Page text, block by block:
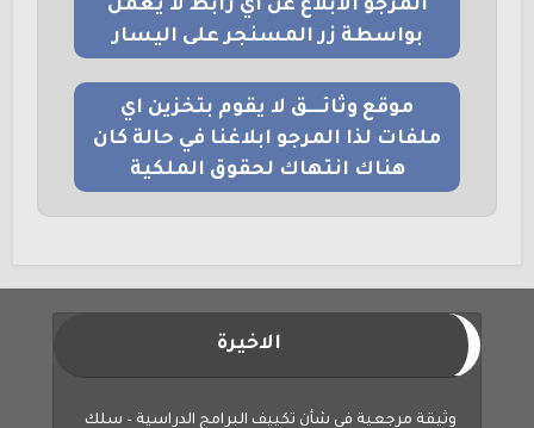
بواسطة زر المسنجر على اليسار
موقع وثائــــق لا يقوم بتخزين اي
ملفات لذا المرجو ابلاغنا في حالة كان
هناك انتهاك لحقوق الملكية